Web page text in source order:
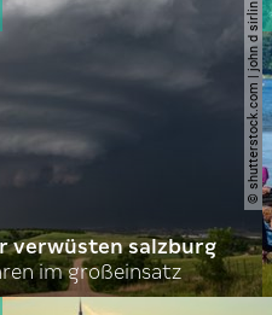
© shutterstock.com | john d sirlin
verwüsten salzburg
im großeinsatz